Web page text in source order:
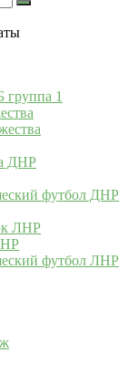
группа 1
ДНР
футбол ДНР
ЛНР
футбол ЛНР